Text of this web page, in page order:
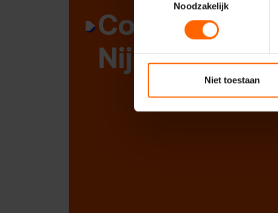
Noodzakelijk
Niet toestaan
Contact met
Nijmegen